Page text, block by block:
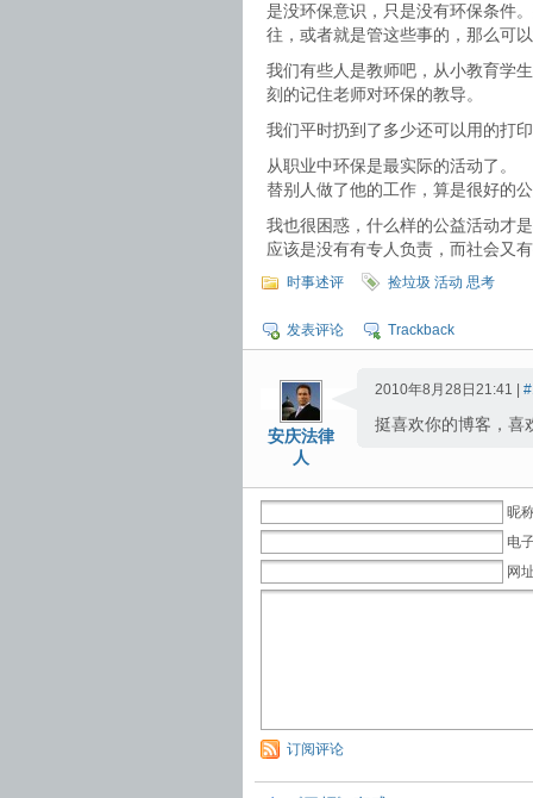
是没环保意识，只是没有环保条件
往，或者就是管这些事的，那么可
我们有些人是教师吧，从小教育学
刻的记住老师对环保的教导。
我们平时扔到了多少还可以用的打
从职业中环保是最实际的活动了。
替别人做了他的工作，算是很好的
我也很困惑，什么样的公益活动才
应该是没有有专人负责，而社会又
时事述评 捡垃圾 活动 思考
发表评论 Trackback
安庆法律
人
2010年8月28日21:41 |
挺喜欢你的博客，喜
昵
电
网址
订阅评论